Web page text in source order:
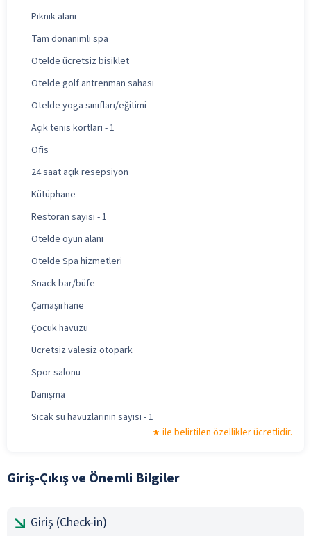
Piknik alanı
Tam donanımlı spa
Otelde ücretsiz bisiklet
Otelde golf antrenman sahası
Otelde yoga sınıfları/eğitimi
Açık tenis kortları - 1
Ofis
24 saat açık resepsiyon
Kütüphane
Restoran sayısı - 1
Otelde oyun alanı
Otelde Spa hizmetleri
Snack bar/büfe
Çamaşırhane
Çocuk havuzu
Ücretsiz valesiz otopark
Spor salonu
Danışma
Sıcak su havuzlarının sayısı - 1
ile belirtilen özellikler ücretlidir.
Giriş-Çıkış ve Önemli Bilgiler
Giriş (Check-in)